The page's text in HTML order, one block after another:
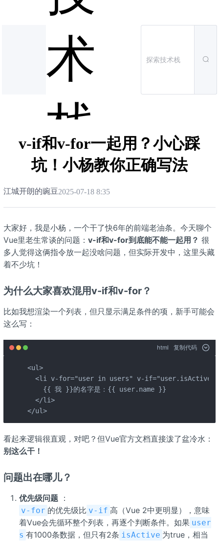
术
栈
v-if和v-for一起用？小心踩
坑！小杨教你正确写法
江城开朗的豌豆2025-07-18 8:35
大家好，我是小杨，一个干了快6年的前端老油条。今天聊个
Vue里老生常谈的问题： v-if和v-for到底能不能一起用？ 很
多人觉得这俩指令放一起没啥问题，但实际开发中，这里头藏
着不少坑！
为什么大家喜欢混用v-if和v-for？
比如我想渲染一个列表，但只显示满足条件的项，新手可能会
这么写：
html 复制代码
<ul>
<li v-for="user in users" v-
    {{ 我 }}的名字是：{{ user.name }}
  </li>
</ul>
看起来逻辑很直观，对吧？但Vue官方文档直接泼了盆冷水：
别这么干！
问题出在哪儿？
优先级问题：
v-for 的优先级比 v-if 高（Vue 2中更明显），意味
着Vue会先循环整个列表，再逐个判断条件。如果 user
s 有1000条数据，但只有2条 isActive 为true，相当